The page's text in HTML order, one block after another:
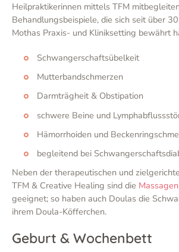
Heilpraktikerinnen mittels TFM
Behandlungsbeispiele, die sich seit über
Mothas Praxis- und Kliniksetting bewährt
Schwangerschaftsübelkeit
Mutterbandschmerzen
Darmträgheit & Obstipation
schwere Beine und
Hämorrhoiden und
begleitend bei
Neben der therapeutischen und
TFM & Creative Healing sind die
geeignet; so haben auch Doulas die
ihrem Doula-Köfferchen.
Geburt & Wochenbett